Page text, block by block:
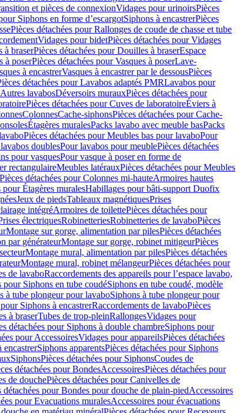
et pièces de connexionVidages pour urinoirsPièces
Siphons en forme d’escargotSiphons à encastrerPièces
Pièces détachées pour Rallonges de coude de chasse et tube
Vidages pour bidetPièces détachées pour Vidages
à braserPièces détachées pour Douilles à braserEspace
à poserPièces détachées pour Vasques à poserLave-
à encastrerVasques à encastrer par le dessousPièces
détachées pour Lavabos adaptés PMRLavabos pour
lavabosDéversoirs murauxPièces détachées pour
Pièces détachées pour Cuves de laboratoireÉviers à
ColonnesCache-siphonsPièces détachées pour Cache-
Étagères muralesPacks lavabo avec meuble basPacks
Pièces détachées pour Meubles bas pour lavaboPour
doublesPour lavabos pour meublePièces détachées
pour vasquesPour vasque à poser en forme de
rectangulaireMeubles latérauxPièces détachées pour Meubles
Pièces détachées pour Colonnes mi-hauteArmoires hautes
pour Étagères muralesHabillages pour bâti-support Duofix
Jeux de piedsTableaux magnétiquesPrises
intégréArmoires de toilettePièces détachées pour
électriquesRobinetteriesRobinetteries de lavaboPièces
Montage sur gorge, alimentation par pilesPièces détachées
par générateurMontage sur gorge, robinet mitigeurPièces
Montage mural, alimentation par pilesPièces détachées
Montage mural, robinet mélangeurPièces détachées pour
de lavaboRaccordements des appareils pour l’espace lavabo,
pour Siphons en tube coudéSiphons en tube coudé, modèle
à tube plongeur pour lavaboSiphons à tube plongeur pour
Siphons à encastrerRaccordements de lavaboPièces
à braserTubes de trop-pleinRallongesVidages pour
détachées pour Siphons à double chambreSiphons pour
pour AccessoiresVidages pour appareilsPièces détachées
encastrerSiphons apparentsPièces détachées pour Siphons
SiphonsPièces détachées pour SiphonsCoudes de
détachées pour BondesAccessoiresPièces détachées pour
de douchePièces détachées pour Canivelles de
détachées pour Bondes pour douche de plain-piedAccessoires
pour Evacuations muralesAccessoires pour évacuations